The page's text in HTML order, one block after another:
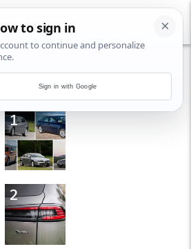
1
2
Sign in with Google